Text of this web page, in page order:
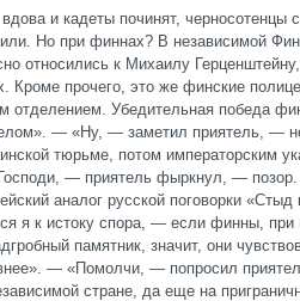
и кадеты починят, черносотенцы
Но при финнах? В независимой
относились к Михаилу
Кроме прочего, это же финские
Убедительная победа
— «Ну, — заметил приятель, —
тюрьме, потом императорским
— приятель фыркнул, — позор.
аналог русской поговорки
я к истоку спора, — если финны, при
памятник, значит, они
— «Помолчи, — попросил
стране, да еще на